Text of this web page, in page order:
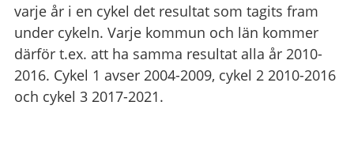
varje år i en cykel det resultat som tagits fram
under cykeln. Varje kommun och län kommer
därför t.ex. att ha samma resultat alla år 2010-
2016. Cykel 1 avser 2004-2009, cykel 2 2010-2016
och cykel 3 2017-2021.